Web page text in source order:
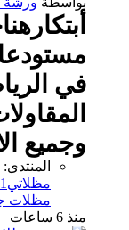
في
وجميع
المنتدى:
مظلات
منذ 6 ساعات